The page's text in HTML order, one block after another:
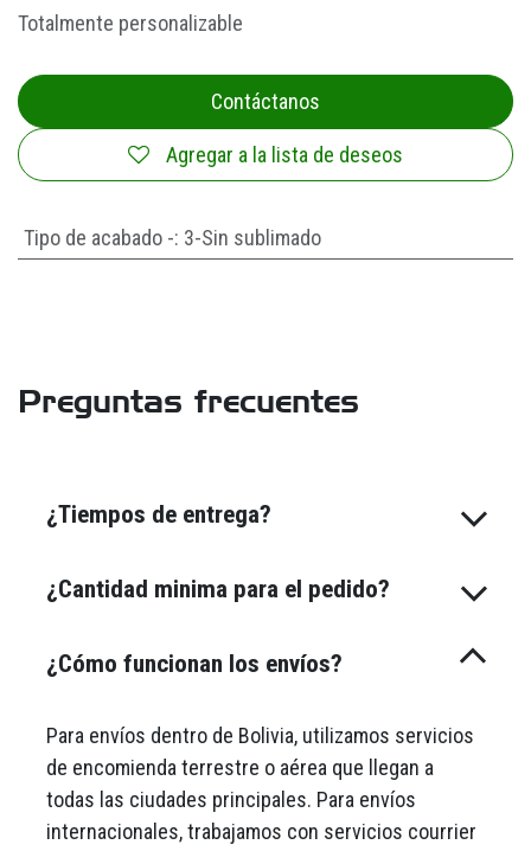
Totalmente personalizable
Contáctanos
Agregar a la lista de deseos
Tipo de acabado -: 3-Sin sublimado
Preguntas frecuentes
¿Tiempos de entrega?
¿Cantidad minima para el pedido?
¿Cómo funcionan los envíos?
Para envíos dentro de Bolivia, utilizamos servicios
de encomienda terrestre o aérea que llegan a
todas las ciudades principales. Para envíos
internacionales, trabajamos con servicios courrier